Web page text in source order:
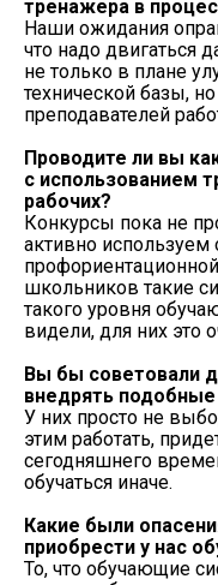
тренажера в
Наши ожидания
что надо двигаться
не только в плане
технической базы,
преподавателей
Проводите ли вы
с использованием
рабочих?
Конкурсы пока не
активно
школьников такие
такого уровня
видели, для них это
Вы бы советовали
внедрять
У них просто не
этим работать,
сегодняшнего
обучаться иначе.
Какие были
приобрести у нас
То, что обучающие